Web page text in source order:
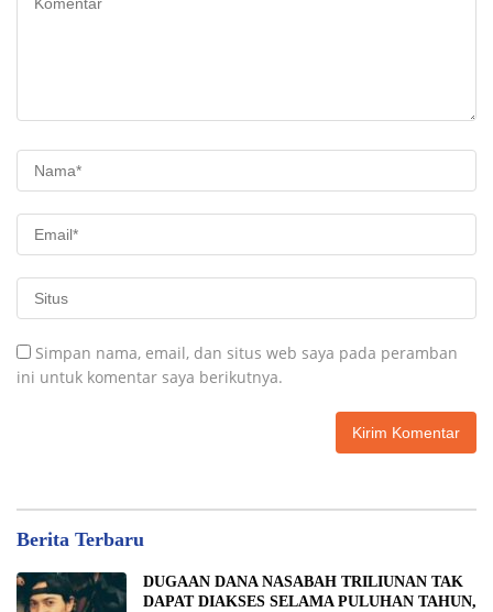
Simpan nama, email, dan situs web saya pada peramban
ini untuk komentar saya berikutnya.
Berita Terbaru
DUGAAN DANA NASABAH TRILIUNAN TAK
DAPAT DIAKSES SELAMA PULUHAN TAHUN,